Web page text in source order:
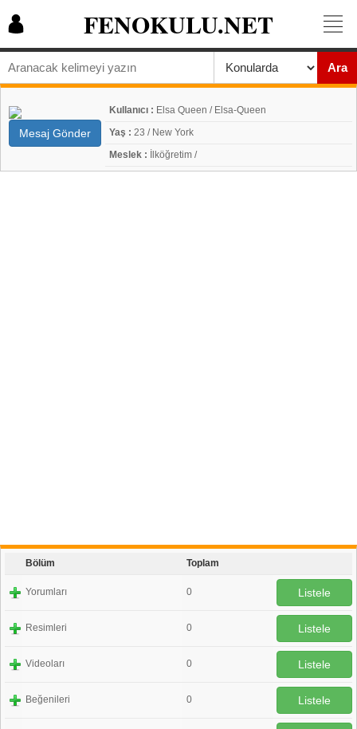
FENOKULU.NET
Ara
Mesaj Gönder
Kullanıcı : Elsa Queen / Elsa-Queen
Yaş : 23 / New York
Meslek : İlköğretim /
Bölüm Toplam
Yorumları 0 Listele
Resimleri 0 Listele
Videoları 0 Listele
Beğenileri 0 Listele